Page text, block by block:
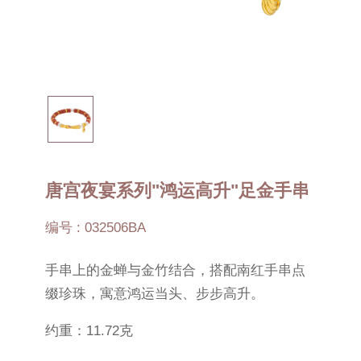
唐宫夜宴系列"鸿运高升"足金手串
编号 : 032506BA
手串上的金蝉与金竹结合，搭配南红手串点
缀珍珠，寓意鸿运当头、步步高升。
约重：11.72克